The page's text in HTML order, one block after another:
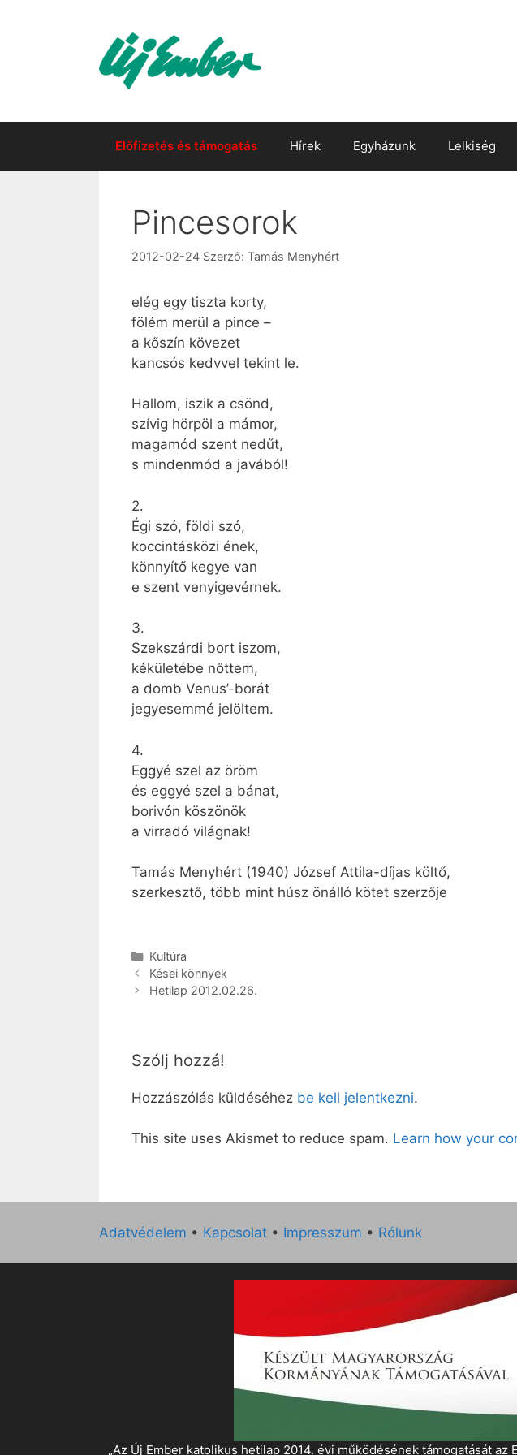
Előfizetés és támogatás Hírek Egyházunk Lelkiség
Pincesorok
2012-02-24 Szerző: Tamás Menyhért
elég egy tiszta korty,
fölém merül a pince –
a kőszín kövezet
kancsós kedvvel tekint le.
Hallom, iszik a csönd,
szívig hörpöl a mámor,
magamód szent nedűt,
s mindenmód a javából!
2.
Égi szó, földi szó,
koccintásközi ének,
könnyítő kegye van
e szent venyigevérnek.
3.
Szekszárdi bort iszom,
kékületébe nőttem,
a domb Venus’-borát
jegyesemmé jelöltem.
4.
Eggyé szel az öröm
és eggyé szel a bánat,
borivón köszönök
a virradó világnak!
Tamás Menyhért (1940) József Attila-díjas költő,
szerkesztő, több mint húsz önálló kötet szerzője
Kategória
Kultúra
Kései könnyek
Hetilap 2012.02.26.
Szólj hozzá!
Hozzászólás küldéséhez be kell jelentkezni.
This site uses Akismet to reduce spam. Learn how your
Adatvédelem • Kapcsolat • Impresszum • Rólunk
„Az Új Ember katolikus hetilap 2014. évi működésének támogatását